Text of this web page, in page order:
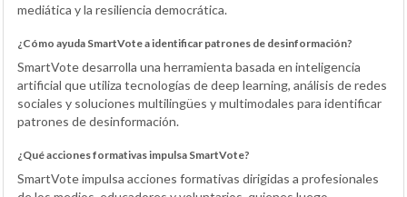
mediática y la resiliencia democrática.
¿Cómo ayuda SmartVote a identificar patrones de desinformación?
SmartVote desarrolla una herramienta basada en inteligencia
artificial que utiliza tecnologías de deep learning, análisis de redes
sociales y soluciones multilingües y multimodales para identificar
patrones de desinformación.
¿Qué acciones formativas impulsa SmartVote?
SmartVote impulsa acciones formativas dirigidas a profesionales